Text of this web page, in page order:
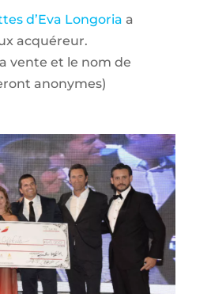
d’Eva Longoria a
acquéreur.
vente et le nom de
anonymes)